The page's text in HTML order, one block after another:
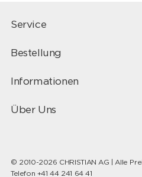
Service
Bestellung
Informationen
Über Uns
© 2010-2026 CHRISTIAN AG | Alle
Telefon +41 44 241 64 41